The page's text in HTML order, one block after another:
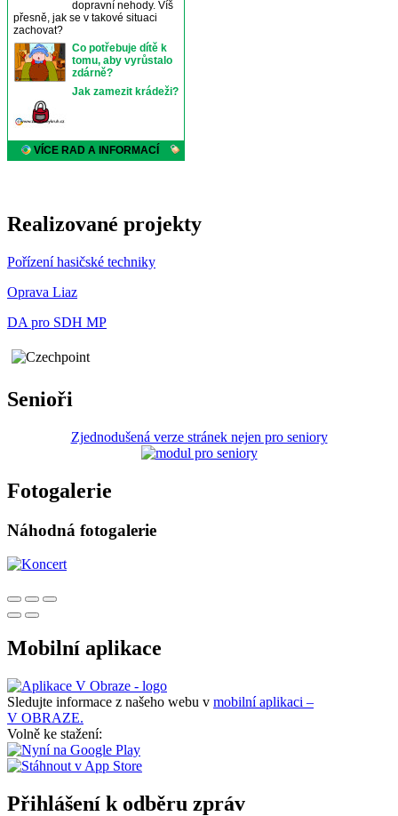
Realizované projekty
Pořízení hasičské techniky
Oprava Liaz
DA pro SDH MP
Senioři
Zjednodušená verze stránek nejen pro seniory
Fotogalerie
Náhodná fotogalerie
Mobilní aplikace
Sledujte informace z našeho webu v mobilní aplikaci –
V OBRAZE.
Volně ke stažení:
Přihlášení k odběru zpráv